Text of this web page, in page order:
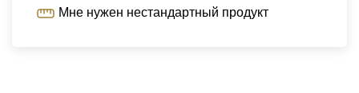
Мне нужен нестандартный продукт